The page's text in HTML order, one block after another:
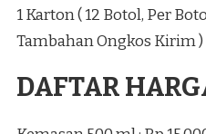
1 Karton ( 12 Botol, Per
Tambahan Ongkos Kirim )
DAFTAR